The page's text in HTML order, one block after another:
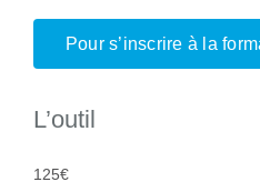
Pour s’inscrire à la
L’outil
125€